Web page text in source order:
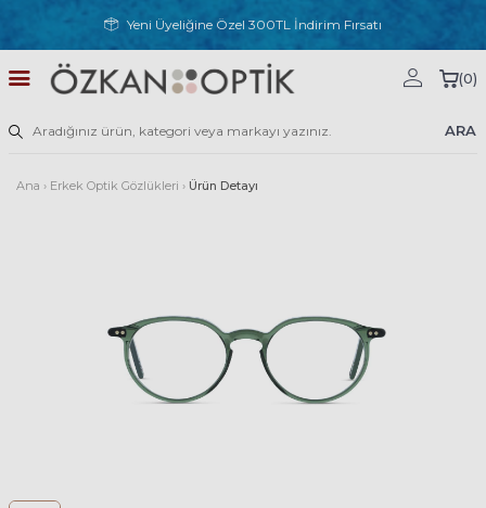
Yeni Üyeliğine Özel 300TL İndirim Fırsatı
ARA
(0)
Ana › Erkek Optik Gözlükleri › Ürün Detayı